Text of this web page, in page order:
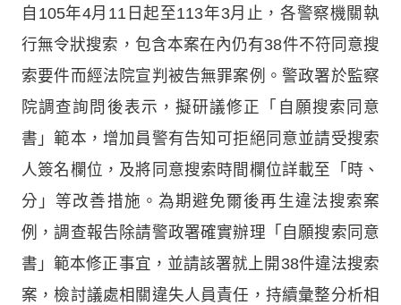
自105年4月11日起至113年3月止，各警察機關執
行無令狀搜索，包含本案在內仍有38件不符同意搜
索要件而經法院宣判被告無罪案例。警政署於監察
院調查詢問後表示，擬研議修正「自願搜索同意
書」範本，增加員警有告知可拒絕同意並請受搜索
人簽名欄位，及將同意搜索時間欄位詳載至「時、
分」等改善措施。為期避免爾後再生違法搜索案
例，調查報告除請警政署確實辦理「自願搜索同意
書」範本修正事宜，並請該署就上開38件違法搜索
案，檢討議處相關違失人員責任，持續彙整分析相